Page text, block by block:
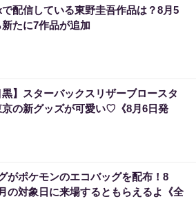
配信している東野圭吾作品は？8月5
新たに7作品が追加
黒】スターバックスリザーブロースタ
京の新グッズが可愛い♡《8月6日発
がポケモンのエコバッグを配布！8
の対象日に来場するともらえるよ《全